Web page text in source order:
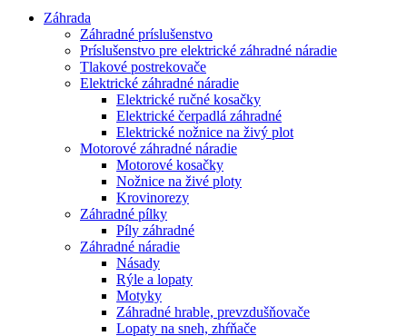
Záhrada
Záhradné príslušenstvo
Príslušenstvo pre elektrické záhradné náradie
Tlakové postrekovače
Elektrické záhradné náradie
Elektrické ručné kosačky
Elektrické čerpadlá záhradné
Elektrické nožnice na živý plot
Motorové záhradné náradie
Motorové kosačky
Nožnice na živé ploty
Krovinorezy
Záhradné pílky
Píly záhradné
Záhradné náradie
Násady
Rýle a lopaty
Motyky
Záhradné hrable, prevzdušňovače
Lopaty na sneh, zhŕňače